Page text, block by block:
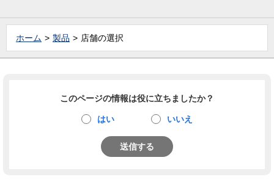
ホーム 製品 店舗の選択
このページの情報は役に立ちましたか？
はい いいえ
送信する